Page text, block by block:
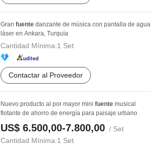
Gran fuente danzante de música con pantalla de agua
láser en Ankara, Turquía
Cantidad Mínima:1 Set
Contactar al Proveedor
Nuevo producto al por mayor mini fuente musical
flotante de ahorro de energía para paisaje urbano
US$ 6.500,00-7.800,00 / Set
Cantidad Mínima:1 Set